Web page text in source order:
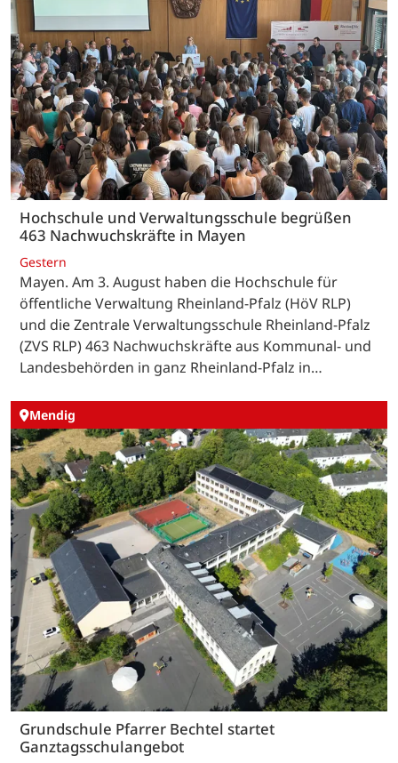
Hochschule und Verwaltungsschule begrüßen
463 Nachwuchskräfte in Mayen
Gestern
Mayen. Am 3. August haben die Hochschule für
öffentliche Verwaltung Rheinland-Pfalz (HöV RLP)
und die Zentrale Verwaltungsschule Rheinland-Pfalz
(ZVS RLP) 463 Nachwuchskräfte aus Kommunal- und
Landesbehörden in ganz Rheinland-Pfalz in…
Mendig
Grundschule Pfarrer Bechtel startet
Ganztagsschulangebot